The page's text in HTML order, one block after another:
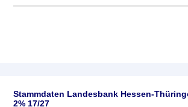
Stammdaten Landesbank Hessen-
2% 17/27